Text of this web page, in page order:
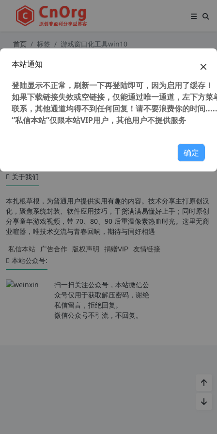
首页 标签 游戏窗口化工具win10
DxWnd (exe和游戏窗口化工具) v2.0
关于我们
本扎根草根，为普通用户提供实用有趣的内容。技术分享主打原创汉
化，聚焦系统封装、软件应用技巧，干货满满易懂好上手；同时原创
分享童年游戏视频，带 70、80、90 后重温像素热血时光。这里无商
业喧嚣，唯技术交流与青春回响，期待与同好相遇
私信本站 广告合作 版权声明 捐赠VIP 友情链接
本站公众号:
扫一扫关注公众号，本站微信公
众号仅用于获取解压密码，谢绝
私信留言，拒绝回复。
微信公众号不引流，不回复。
本站通知
登陆显示不正常，刷新一下再登陆即可，因为启用了缓存！
如果下载链接失效或空链接，仅能通过唯一通道，左下方菜
联系，其他通道均得不到任何回复！请不要浪费你的时间
“私信本站”仅限本站VIP用户，其他用户不提供服务
确定